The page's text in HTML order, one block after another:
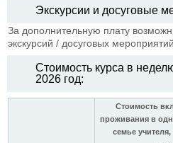
Экскурсии и досуговые
За дополнительную плату
экскурсий / досуговых
Стоимость курса в
2026 год:
Стоимость
проживания в
семье